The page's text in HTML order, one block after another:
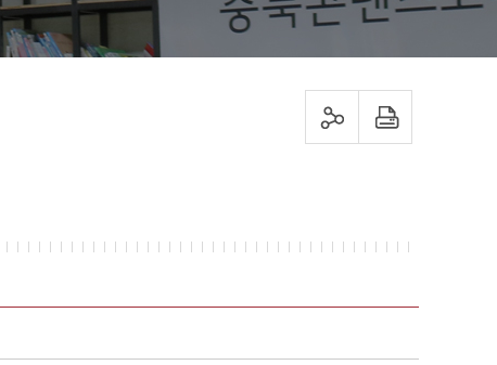
sns 공유하기 프린트하기